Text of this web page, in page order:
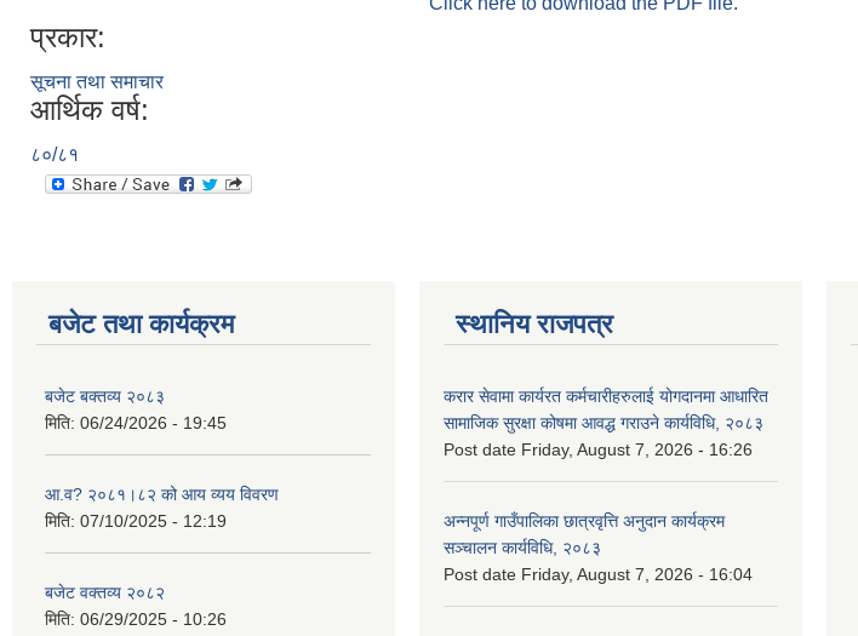
प्रकार:
सूचना तथा समाचार
आर्थिक वर्ष:
८०/८१
बजेट तथा कार्यक्रम
बजेट बक्तव्य २०८३
मिति: 06/24/2026 - 19:45
आ.व? २०८१।८२ को आय व्यय विवरण
मिति: 07/10/2025 - 12:19
बजेट वक्तव्य २०८२
मिति: 06/29/2025 - 10:26
स्थानिय राजपत्र
करार सेवामा कार्यरत कर्मचारीहरुलाई योगदानमा आधारित
सामाजिक सुरक्षा कोषमा आवद्ध गराउने कार्यविधि, २०८३
Post date Friday, August 7, 2026 - 16:26
अन्नपूर्ण गाउँपालिका छात्रवृत्ति अनुदान कार्यक्रम
सञ्चालन कार्यविधि, २०८३
Post date Friday, August 7, 2026 - 16:04